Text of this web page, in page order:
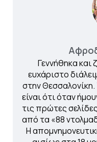
Γεννήθηκα και
ευχάριστο
στην
είναι ότι όταν
τις πρώτες
από τα «88
Η